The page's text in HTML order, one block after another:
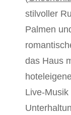
stilvoller
Palmen
das Haus
Live-